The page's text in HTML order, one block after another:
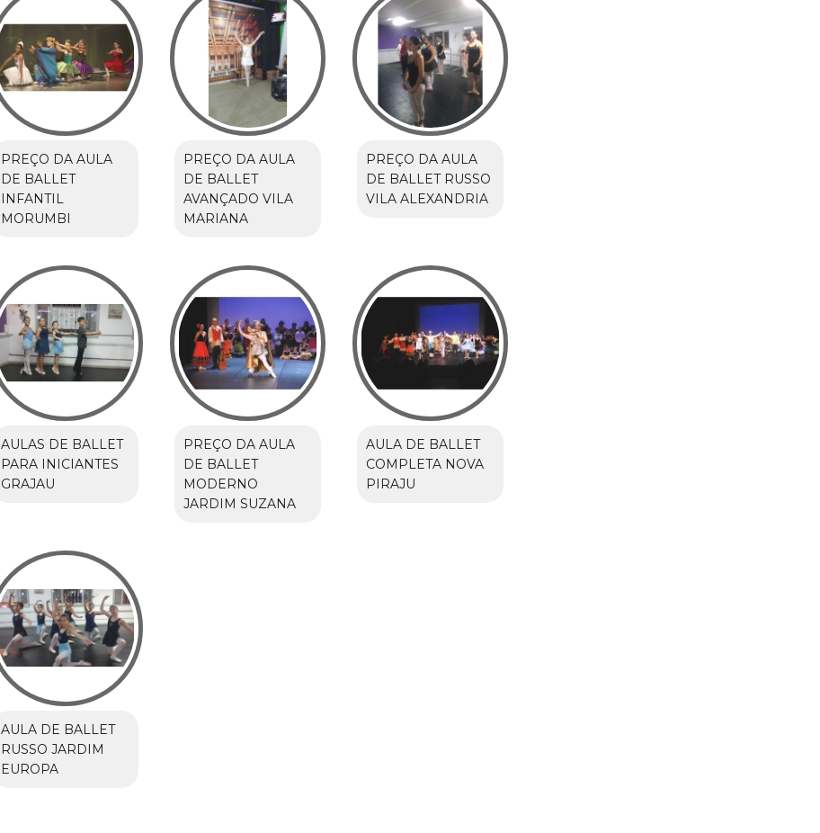
PREÇO DA AULA
DE BALLET
INFANTIL
MORUMBI
PREÇO DA AULA
DE BALLET
AVANÇADO VILA
MARIANA
PREÇO DA AULA
DE BALLET RUSSO
VILA ALEXANDRIA
AULAS DE BALLET
PARA INICIANTES
GRAJAU
PREÇO DA AULA
DE BALLET
MODERNO
JARDIM SUZANA
AULA DE BALLET
COMPLETA NOVA
PIRAJU
AULA DE BALLET
RUSSO JARDIM
EUROPA